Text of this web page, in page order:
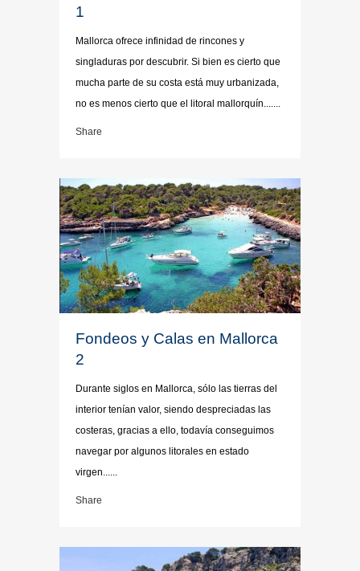
1
Mallorca ofrece infinidad de rincones y
singladuras por descubrir. Si bien es cierto que
mucha parte de su costa está muy urbanizada,
no es menos cierto que el litoral mallorquín.......
Share
Fondeos y Calas en Mallorca
2
Durante siglos en Mallorca, sólo las tierras del
interior tenían valor, siendo despreciadas las
costeras, gracias a ello, todavía conseguimos
navegar por algunos litorales en estado
virgen......
Share